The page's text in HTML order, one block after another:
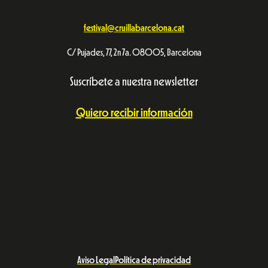
festival@cruillabarcelona.cat
C/ Pujades, 77, 2n 7a. 08005, Barcelona
Suscríbete a nuestra newsletter
Quiero recibir información
Aviso Legal Política de privacidad